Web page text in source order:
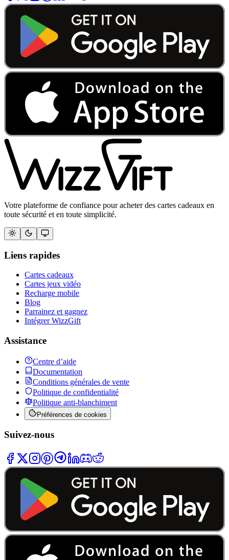
Votre plateforme de confiance pour acheter des cartes cadeaux en
toute sécurité et en toute simplicité.
Liens rapides
Cartes cadeaux
Cartes jeux vidéo
Recharge mobile
Blog
Parrainez et gagnez
Intégrer WizzGift
Assistance
Centre d’aide
Documentation
Conditions générales de vente
Politique de confidentialité
Politique anti-blanchiment
Préférences de cookies
Suivez-nous